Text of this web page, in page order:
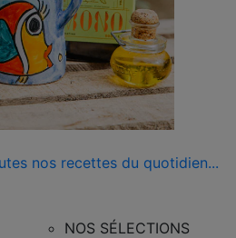
nos recettes du quotidien...
NOS SÉLECTIONS